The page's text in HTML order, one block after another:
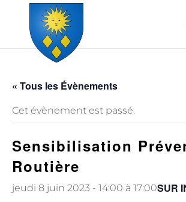
Skip to content
« Tous les Évènements
Cet évènement est passé.
Sensibilisation
Routière
jeudi 8 juin 2023 - 14:00 à 17:00SUR